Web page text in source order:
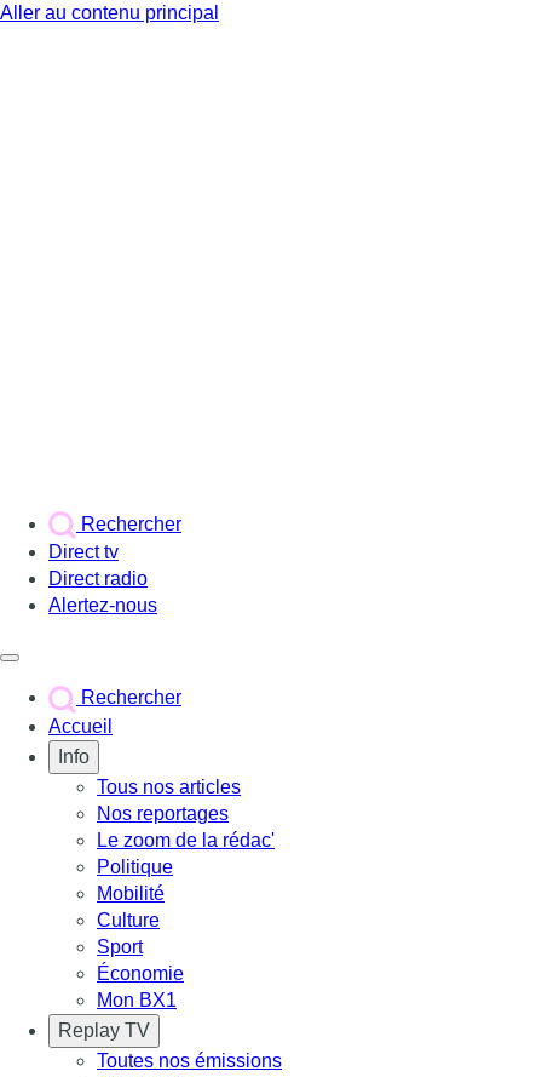
Aller au contenu principal
Rechercher
Direct tv
Direct radio
Alertez-nous
Rechercher
Accueil
Info
Tous nos articles
Nos reportages
Le zoom de la rédac'
Politique
Mobilité
Culture
Sport
Économie
Mon BX1
Replay TV
Toutes nos émissions